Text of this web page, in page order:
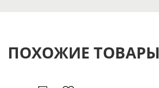
ПОХОЖИЕ ТОВАРЫ